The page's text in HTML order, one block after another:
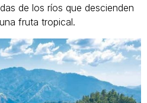
de los ríos que descienden
fruta tropical.